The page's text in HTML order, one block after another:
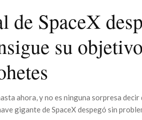
de SpaceX
su
ahora, y no es ninguna sorpresa
gigante de SpaceX despegó sin